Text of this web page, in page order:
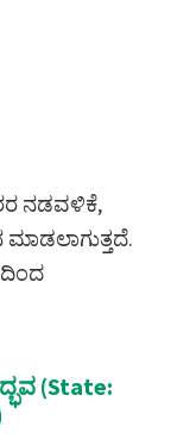
ನಡವಳಿಕೆ,
(State: